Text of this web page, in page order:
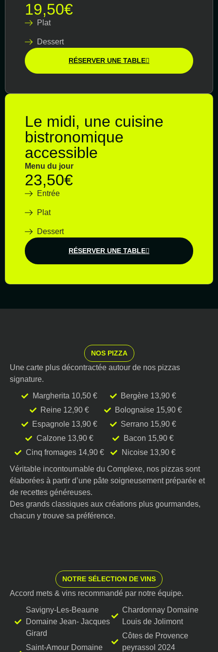
19,50€
Plat
Dessert
RÉSERVER UNE TABLE
Le midi, une cuisine
bistronomique
accessible
Menu du jour
23,50€
Entrée
Plat
Dessert
RÉSERVER UNE TABLE
NOS PIZZA
Une carte plus décontractée autour de nos pizzas
signature.
Margherita 10,50 €
Reine 12,90 €
Espagnole 13,90 €
Calzone 13,90 €
Cinq fromages 14,90 €
Bergère 13,90 €
Bolognaise 15,90 €
Serrano 15,90 €
Bacon 15,90 €
Nicoise 13,90 €
Véritable incontournable du Complexe, nos pizzas sont
élaborées à partir d’une pâte soigneusement préparée et
de recettes généreuses.
Des grands classiques aux créations plus gourmandes,
chacun y trouve sa préférence.
NOTRE SÉLECTION DE VINS
Accord mets & vins recommandé par notre équipe.
Savigny-Les-Beaune
Domaine Jean- Jacques
Girard
Saint-Amour Domaine
Chardonnay Domaine
Louis de Jolimont
Côtes de Provence
peyrassol 2024